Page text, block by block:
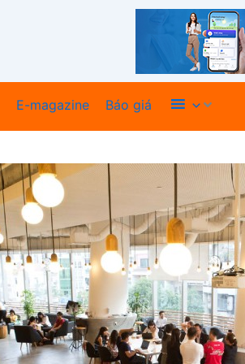
E-magazine Báo giá Xem thêm